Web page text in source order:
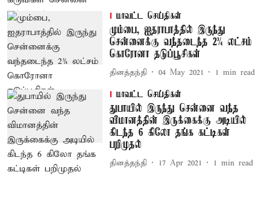
மாவட்ட செய்திகள்
மும்பை, ஐதராபாத்தில் இருந்து
சென்னைக்கு வந்தடைந்த 2¾ லட்சம்
கொரோனா தடுப்பூசிகள்
தினத்தந்தி 04 May 2021 1 min read
மாவட்ட செய்திகள்
துபாயில் இருந்து சென்னை வந்த
விமானத்தின் இருக்கைக்கு அடியில்
கிடந்த 6 கிலோ தங்க கட்டிகள்
பறிமுதல்
தினத்தந்தி 17 Apr 2021 1 min read